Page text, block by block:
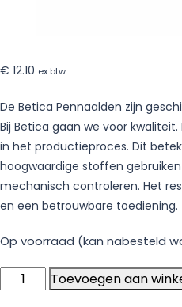
€ 12.10 ex btw
De Betica Pennaalden zijn
Bij Betica gaan we voor
in het productieproces. Dit
hoogwaardige stoffen
mechanisch controleren. Het
en een betrouwbare toediening.
Op voorraad (kan nabesteld
Betica
Pennaalden
Toevoegen aan